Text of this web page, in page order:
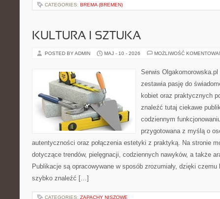
CATEGORIES: BREMA (BREMEN)
KULTURA I SZTUKA
POSTED BY ADMIN MAJ - 10 - 2026 MOŻLIWOŚĆ
Serwis
zestawia pasję do
kobiet oraz praktycznych
znaleźć tutaj ciekawe
codziennym
przygotowana z myślą o
autentyczności oraz połączenia estetyki z praktyką. Na stronie
dotyczące trendów, pielęgnacji, codziennych nawyków, a także
Publikacje są opracowywane w sposób zrozumiały, dzięki
szybko znaleźć […]
CATEGORIES: ZAPACHY NISZOWE